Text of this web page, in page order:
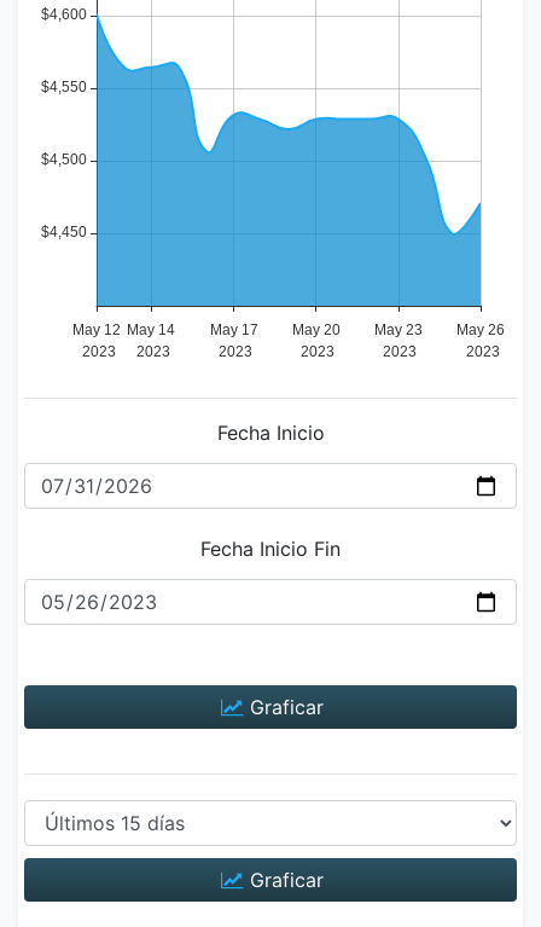
Fecha Inicio
Fecha Inicio Fin
Graficar
Graficar